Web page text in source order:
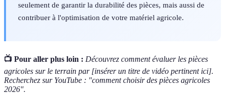
seulement de garantir la durabilité des pièces, mais aussi de
contribuer à l'optimisation de votre matériel agricole.
📺 Pour aller plus loin : Découvrez comment évaluer les pièces
agricoles sur le terrain par [insérer un titre de vidéo pertinent ici].
Recherchez sur YouTube : "comment choisir des pièces agricoles
2026".